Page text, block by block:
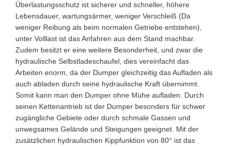
Überlastungsschutz ist sicherer und schneller, höhere
Lebensdauer, wartungsärmer, weniger Verschleiß (Da
weniger Reibung als beim normalen Getriebe entstehen),
unter Volllast ist das Anfahren aus dem Stand machbar.
Zudem besitzt er eine weitere Besonderheit, und zwar die
hydraulische Selbstladeschaufel, dies vereinfacht das
Arbeiten enorm, da der Dumper gleichzeitig das Aufladen als
auch abladen durch seine hydraulische Kraft übernimmt.
Somit kann man den Dumper ohne Mühe aufladen. Durch
seinen Kettenantrieb ist der Dumper besonders für schwer
zugängliche Gebiete oder durch schmale Gassen und
unwegsames Gelände und Steigungen geeignet. Mit der
zusätzlichen hydraulischen Kippfunktion von 80° ist das